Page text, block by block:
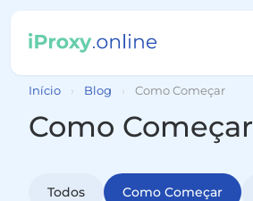
Início › Blog › Como Começar
Como Começar
Todos Como Começar